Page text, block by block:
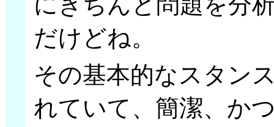
だけどね。
その基本的なスタン
れていて、簡潔、か